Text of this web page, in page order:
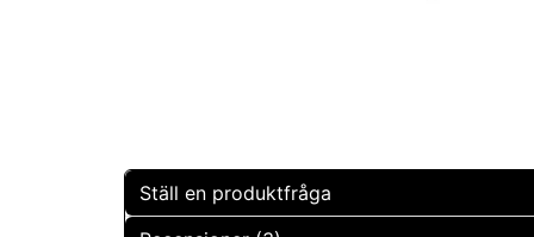
Ställ en produktfråga